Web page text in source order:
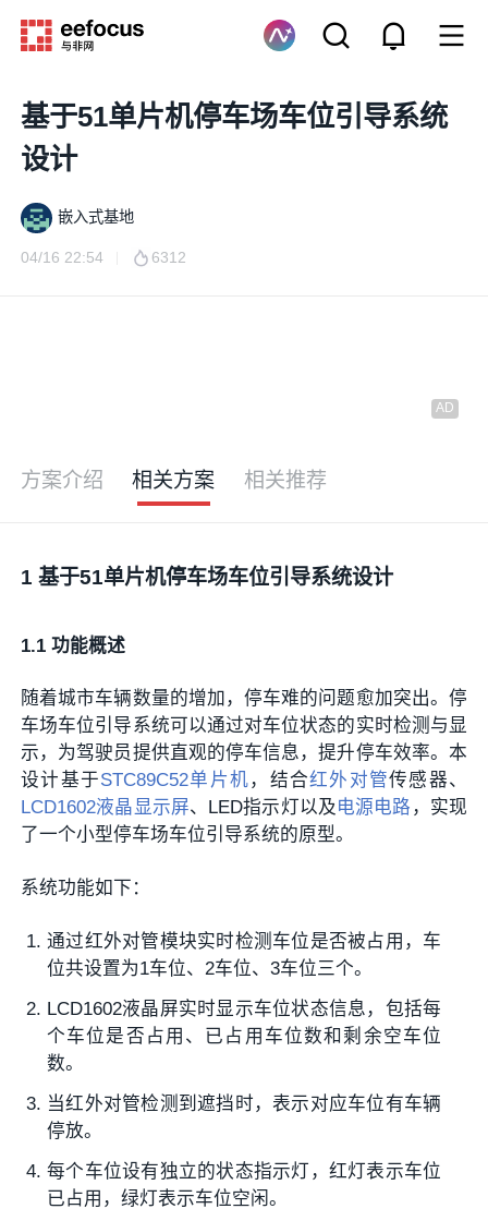
基于51单片机停车场车位引导系统
设计
嵌入式基地
04/16 22:54 6312
方案介绍 相关方案 相关推荐
1 基于51单片机停车场车位引导系统设计
1.1 功能概述
随着城市车辆数量的增加，停车难的问题愈加突出。停
车场车位引导系统可以通过对车位状态的实时检测与显
示，为驾驶员提供直观的停车信息，提升停车效率。本
设计基于STC89C52单片机 ，结合红外对管传感器、
LCD1602液晶显示屏、LED指示灯以及 电源电路 ，实现
了一个小型停车场车位引导系统的原型。
系统功能如下：
通过红外对管模块实时检测车位是否被占用，车
位共设置为1车位、2车位、3车位三个。
LCD1602液晶屏实时显示车位状态信息，包括每
个车位是否占用、已占用车位数和剩余空车位
数。
当红外对管检测到遮挡时，表示对应车位有车辆
停放。
每个车位设有独立的状态指示灯，红灯表示车位
已占用，绿灯表示车位空闲。